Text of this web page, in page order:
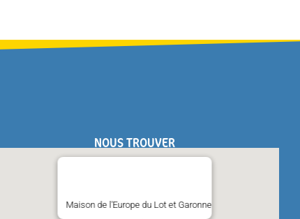
NOUS TROUVER
Maison de l'Europe du Lot et Garonne